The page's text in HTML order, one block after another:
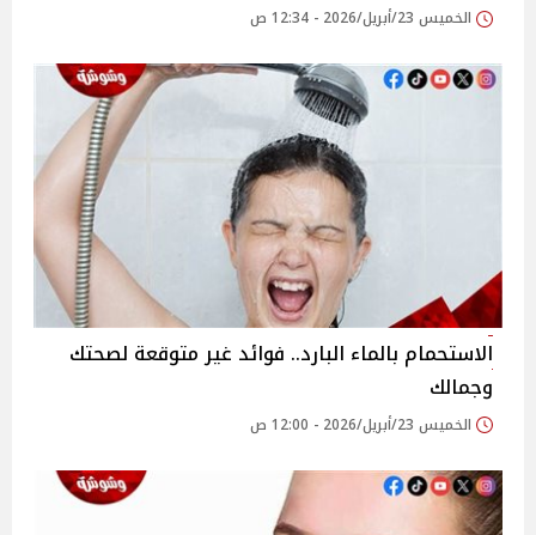
الخميس 23/أبريل/2026 - 12:34 ص
الاستحمام بالماء البارد.. فوائد غير متوقعة لصحتك
وجمالك
الخميس 23/أبريل/2026 - 12:00 ص